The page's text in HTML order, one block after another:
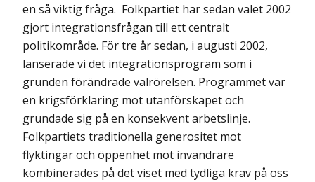
en så viktig fråga. Folkpartiet har sedan valet 2002
gjort integrationsfrågan till ett centralt
politikområde. För tre år sedan, i augusti 2002,
lanserade vi det integrationsprogram som i
grunden förändrade valrörelsen. Programmet var
en krigsförklaring mot utanförskapet och
grundade sig på en konsekvent arbetslinje.
Folkpartiets traditionella generositet mot
flyktingar och öppenhet mot invandrare
kombinerades på det viset med tydliga krav på oss